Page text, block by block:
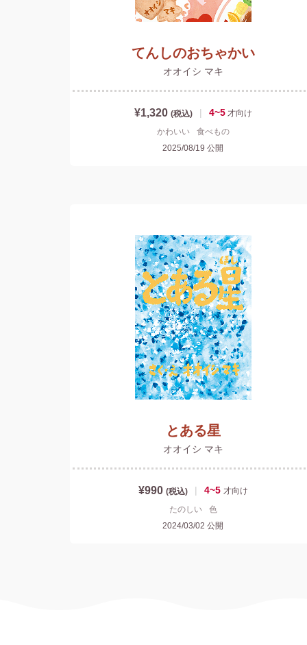
てんしのおちゃかい
オオイシ マキ
¥1,320 (税込) | 4~5 才向け
かわいい
食べもの
2025/08/19 公開
とある星
オオイシ マキ
¥990 (税込) | 4~5 才向け
たのしい
色
2024/03/02 公開